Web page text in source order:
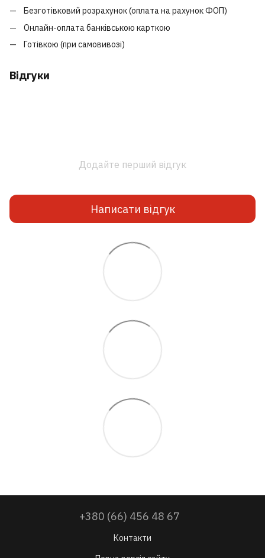
Безготівковий розрахунок (оплата на рахунок ФОП)
Онлайн-оплата банківською карткою
Готівкою (при самовивозі)
Відгуки
Додайте перший відгук
Написати відгук
+380 (66) 456 48 67
Контакти